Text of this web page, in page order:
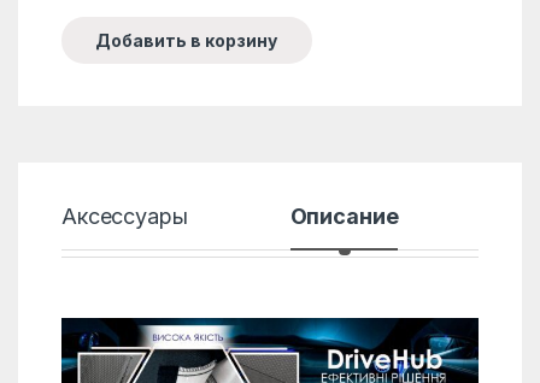
Добавить в корзину
Аксессуары Описание